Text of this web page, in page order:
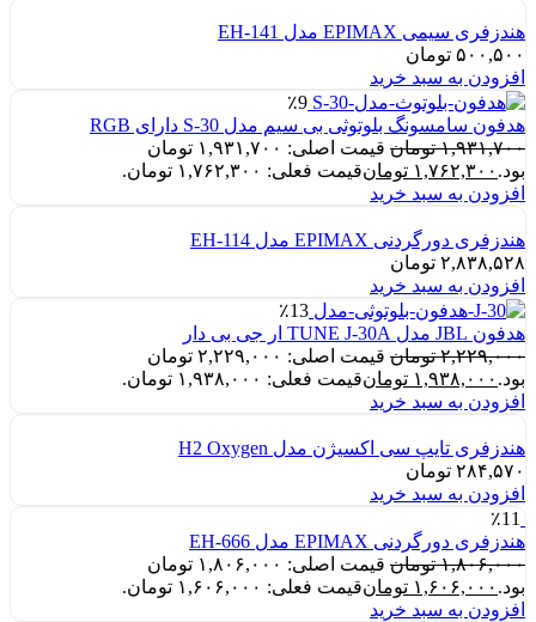
هندزفری سیمی EPIMAX مدل EH-141
۵۰۰,۵۰۰ تومان
افزودن به سبد خرید
٪9
هدفون سامسونگ بلوتوثی بی سیم مدل S-30 دارای RGB
۱,۹۳۱,۷۰۰ تومان
قیمت اصلی: ۱,۹۳۱,۷۰۰ تومان
بود. ۱,۷۶۲,۳۰۰ تومانقیمت فعلی: ۱,۷۶۲,۳۰۰ تومان.
افزودن به سبد خرید
هندزفری دورگردنی EPIMAX مدل EH-114
۲,۸۳۸,۵۲۸ تومان
افزودن به سبد خرید
٪13
هدفون JBL مدل TUNE J-30A ار جی بی دار
۲,۲۲۹,۰۰۰ تومان
قیمت اصلی: ۲,۲۲۹,۰۰۰ تومان
بود. ۱,۹۳۸,۰۰۰ تومانقیمت فعلی: ۱,۹۳۸,۰۰۰ تومان.
افزودن به سبد خرید
هندزفری تایپ سی اکسیژن مدل H2 Oxygen
۲۸۴,۵۷۰ تومان
افزودن به سبد خرید
٪11
هندزفری دورگردنی EPIMAX مدل EH-666
۱,۸۰۶,۰۰۰ تومان
قیمت اصلی: ۱,۸۰۶,۰۰۰ تومان
بود. ۱,۶۰۶,۰۰۰ تومانقیمت فعلی: ۱,۶۰۶,۰۰۰ تومان.
افزودن به سبد خرید